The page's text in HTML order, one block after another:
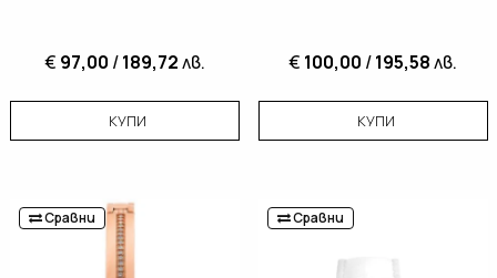
€ 97,00 /189,72лв.
КУПИ
€ 100,00 /195,58лв.
КУПИ
Сравни Сравни